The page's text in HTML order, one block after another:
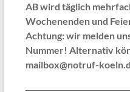
AB wird täglich
Wochenenden und
Achtung: wir melden
Nummer! Alternativ
mailbox@notruf-